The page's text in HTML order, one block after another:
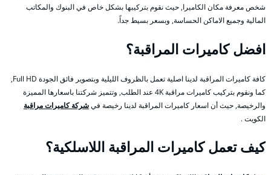
شخص معرفة مكان الكاميرا, حيث نقوم بتركيبها بشكل خاص في البنوك والمكاتب
المالية وجميع الاماكن الحساسة, وبسعر بسيط جداً.
افضل كاميرات المراقبة؟
كافة كاميرات المراقبة لدينا اصلية تعمل بالظروف الليلية وبتصوير فائق الجودة Full HD,
كما ونقوم بتركيب كاميرات مراقبة 4K عند الطلب, وتتميز شركتنا باسعارها المميزة
والرخيصة, حيث أن اسعار كاميرات المراقبة لدينا رخيصة فيشركة كاميرات مراقبة
الكويت .
كيف تعمل كاميرات المراقبة اللاسلكية؟